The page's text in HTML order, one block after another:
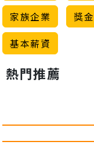
家族企業
獎金
基本薪資
熱門推薦